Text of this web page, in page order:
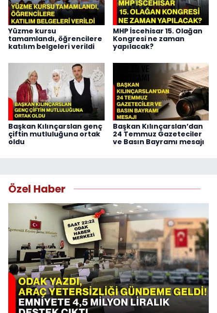
Yüzme kursu
tamamlandı, öğrencilere
katılım belgeleri verildi
MHP İscehisar 15. Olağan
Kongresi ne zaman
yapılacak?
Başkan Kılınçarslan genç
çiftin mutluluğuna ortak
oldu
Başkan Kılınçarslan’dan
24 Temmuz Gazeteciler
ve Basın Bayramı mesajı
Özel Haber